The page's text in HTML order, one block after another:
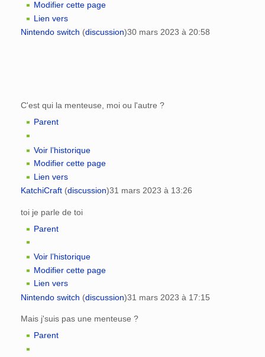
Modifier cette page
Lien vers
Nintendo switch (discussion)30 mars 2023 à 20:58
C'est qui la menteuse, moi ou l'autre ?
Parent
Voir l’historique
Modifier cette page
Lien vers
KatchiCraft (discussion)31 mars 2023 à 13:26
toi je parle de toi
Parent
Voir l’historique
Modifier cette page
Lien vers
Nintendo switch (discussion)31 mars 2023 à 17:15
Mais j'suis pas une menteuse ?
Parent